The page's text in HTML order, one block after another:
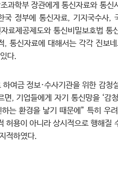
과학부 장관에게 통신자료와 통
정부에 통신자료, 기지국수사,
료제공제도와 통신비밀보호법 통
, 통신자료에 대해서는 각각 진보
다.
여금 정보·수사기관을 위한 감청
, 기업들에게 자기 통신망을 ‘감
는 환경을 낳기 때문에” 특히 우
허용이 아니라 상시적으로 행해질
적하였다.